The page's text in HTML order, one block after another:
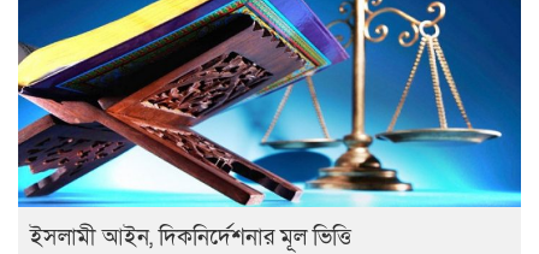
ইসলামী আইন, দিকনির্দেশনার মূল ভিত্তি